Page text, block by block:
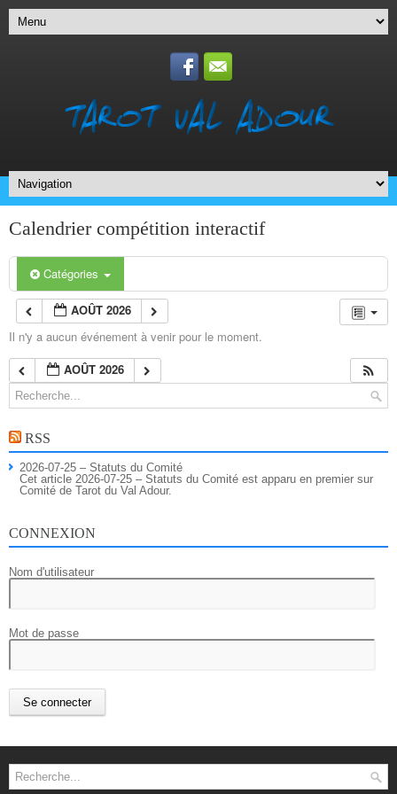
Calendrier compétition interactif
Catégories
AOÛT 2026
Il n'y a aucun événement à venir pour le moment.
AOÛT 2026
RSS
2026-07-25 – Statuts du Comité
Cet article 2026-07-25 – Statuts du Comité est apparu en premier sur
Comité de Tarot du Val Adour.
CONNEXION
Nom d'utilisateur
Mot de passe